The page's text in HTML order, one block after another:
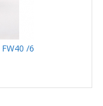
/6